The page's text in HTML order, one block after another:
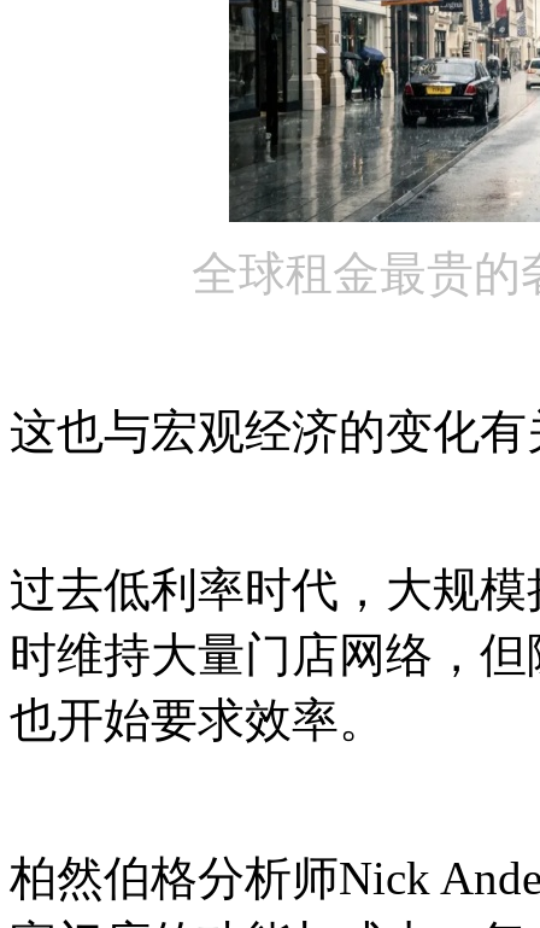
全球租金最贵的
这也与宏观经济的变化有
过去低利率时代，大规
时维持大量门店网络，
也开始要求效率。
柏然伯格分析师Nick